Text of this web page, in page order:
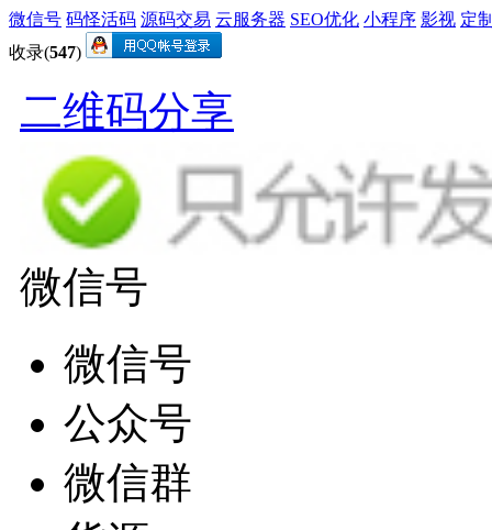
微信号 码怪活码 源码交易 云服务器 SEO优化 小程序 影视 定
收录(547)
二维码分享
微信号
微信号
公众号
微信群